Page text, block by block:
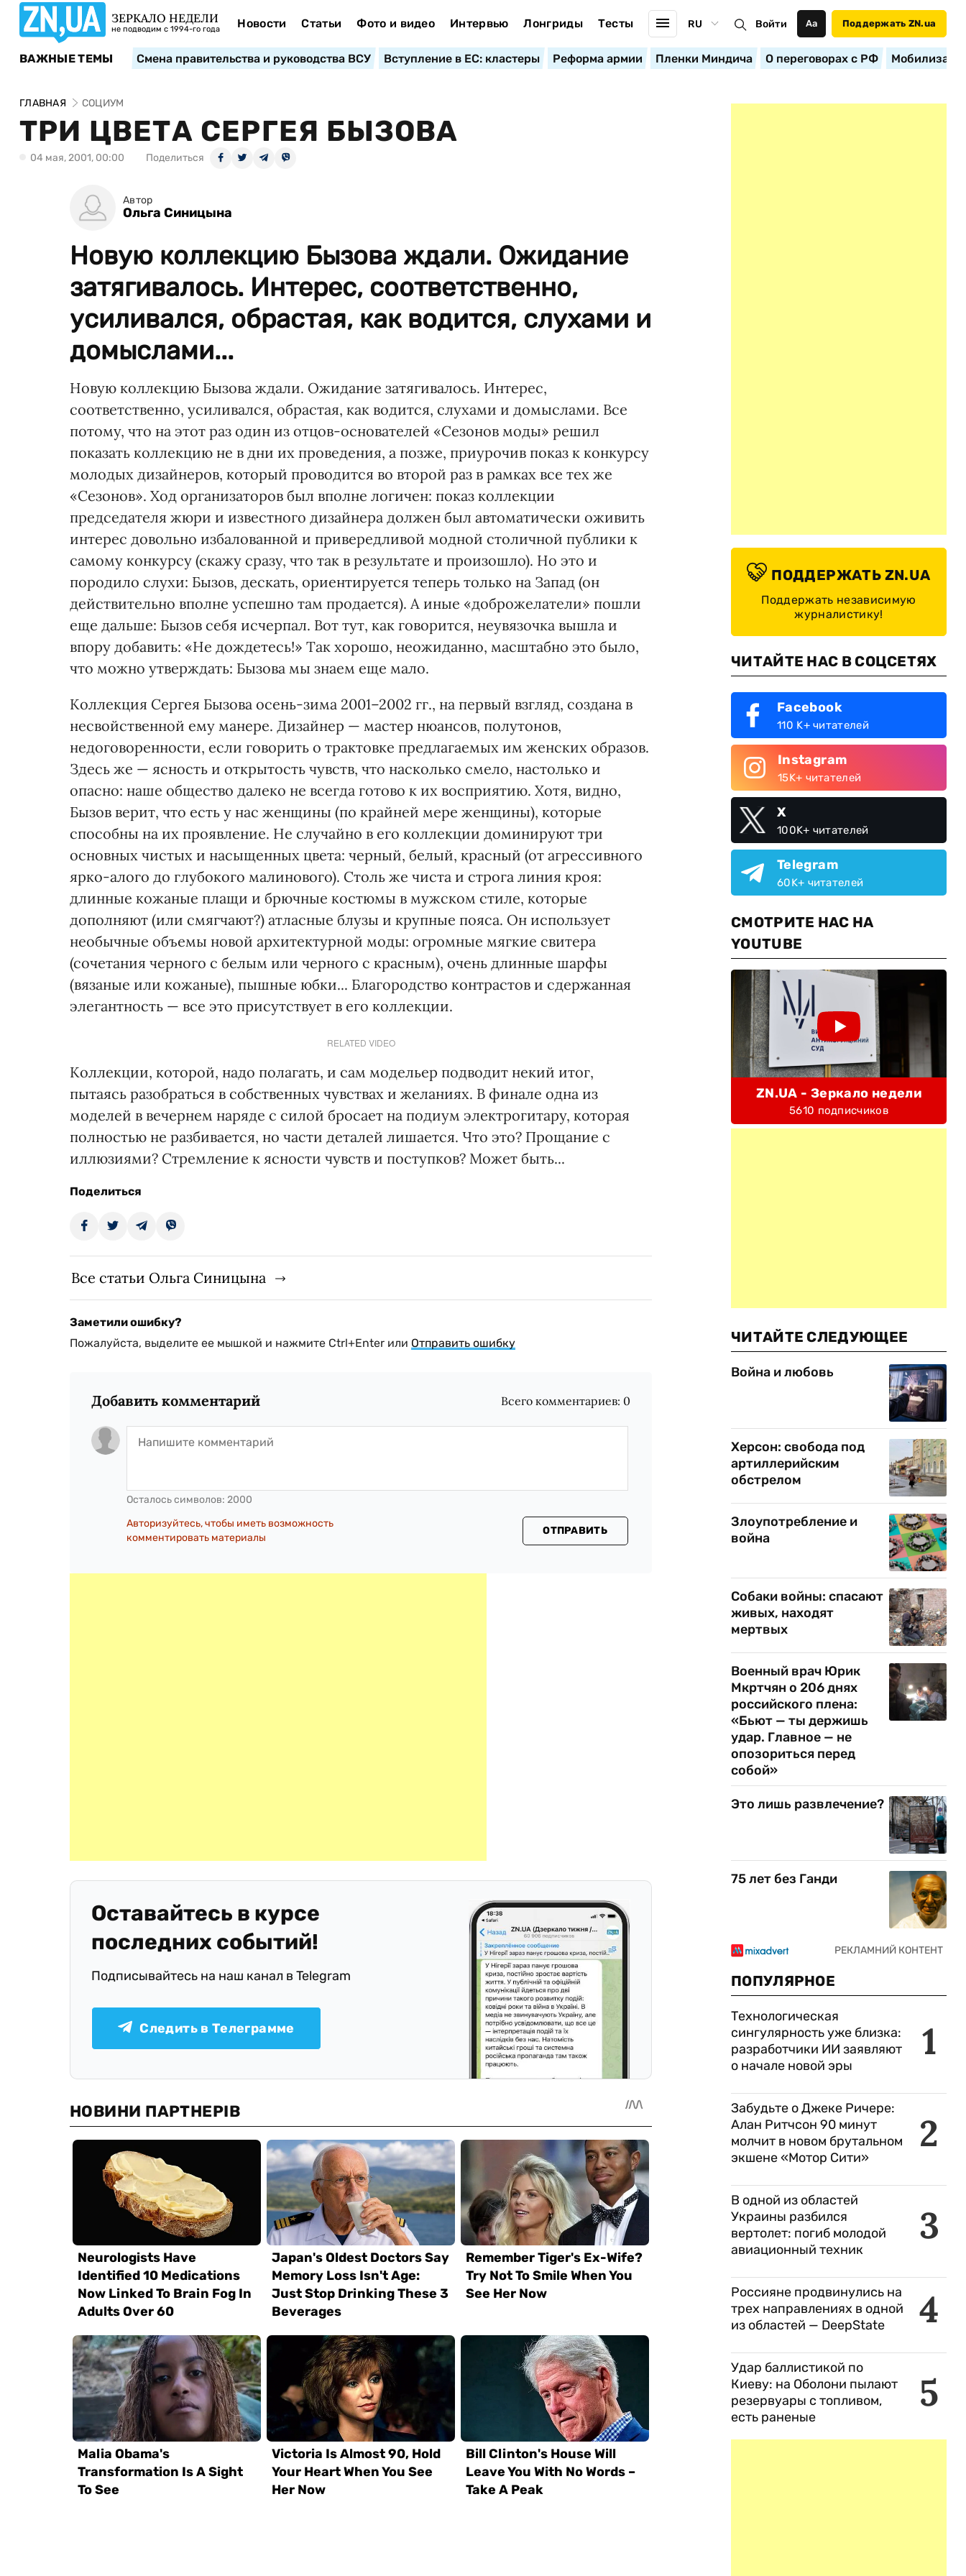
ЗЕРКАЛО НЕДЕЛИ
не подводим с 1994-го года Новости Статьи Фото и видео Интервью Лонгриды Тесты RU Войти Аа Поддержать ZN.ua
ВАЖНЫЕ ТЕМЫ Смена правительства и руководства ВСУ Вступление в ЕС: кластеры Реформа армии Пленки Миндича О переговорах с РФ
ГЛАВНАЯ СОЦИУМ
ТРИ ЦВЕТА СЕРГЕЯ БЫЗОВА
04 мая, 2001, 00:00 Поделиться
Автор
Ольга Синицына
Новую коллекцию Бызова ждали. Ожидание
затягивалось. Интерес, соответственно,
усиливался, обрастая, как водится, слухами и
домыслами...
Новую коллекцию Бызова ждали. Ожидание затягивалось. Интерес,
соответственно, усиливался, обрастая, как водится, слухами и домыслами. Все
потому, что на этот раз один из отцов-основателей «Сезонов моды» решил
показать коллекцию не в дни их проведения, а позже, приурочив показ к конкурсу
молодых дизайнеров, который проводится во второй раз в рамках все тех же
«Сезонов». Ход организаторов был вполне логичен: показ коллекции
председателя жюри и известного дизайнера должен был автоматически оживить
интерес довольно избалованной и привередливой модной столичной публики к
самому конкурсу (скажу сразу, что так в результате и произошло). Но это и
породило слухи: Бызов, дескать, ориентируется теперь только на Запад (он
действительно вполне успешно там продается). А иные «доброжелатели» пошли
еще дальше: Бызов себя исчерпал. Вот тут, как говорится, неувязочка вышла и
впору добавить: «Не дождетесь!» Так хорошо, неожиданно, масштабно это было,
что можно утверждать: Бызова мы знаем еще мало.
Коллекция Сергея Бызова осень-зима 2001–2002 гг., на первый взгляд, создана в
несвойственной ему манере. Дизайнер — мастер нюансов, полутонов,
недоговоренности, если говорить о трактовке предлагаемых им женских образов.
Здесь же — ясность и открытость чувств, что насколько смело, настолько и
опасно: наше общество далеко не всегда готово к их восприятию. Хотя, видно,
Бызов верит, что есть у нас женщины (по крайней мере женщины), которые
способны на их проявление. Не случайно в его коллекции доминируют три
основных чистых и насыщенных цвета: черный, белый, красный (от агрессивного
ярко-алого до глубокого малинового). Столь же чиста и строга линия кроя:
длинные кожаные плащи и брючные костюмы в мужском стиле, которые
дополняют (или смягчают?) атласные блузы и крупные пояса. Он использует
необычные объемы новой архитектурной моды: огромные мягкие свитера
(сочетания черного с белым или черного с красным), очень длинные шарфы
(вязаные или кожаные), пышные юбки... Благородство контрастов и сдержанная
элегантность — все это присутствует в его коллекции.
RELATED VIDEO
Коллекции, которой, надо полагать, и сам модельер подводит некий итог,
пытаясь разобраться в собственных чувствах и желаниях. В финале одна из
моделей в вечернем наряде с силой бросает на подиум электрогитару, которая
полностью не разбивается, но части деталей лишается. Что это? Прощание с
иллюзиями? Стремление к ясности чувств и поступков? Может быть...
Поделиться
Все статьи Ольга Синицына
Заметили ошибку?
Пожалуйста, выделите ее мышкой и нажмите Ctrl+Enter или Отправить ошибку
Добавить комментарий Всего комментариев: 0
Осталось символов: 2000
Авторизуйтесь, чтобы иметь возможность
комментировать материалы
ОТПРАВИТЬ
Оставайтесь в курсе
последних событий!
Подписывайтесь на наш канал в Telegram
Следить в Телеграмме
ПОДДЕРЖАТЬ ZN.UA
Поддержать независимую
журналистику!
ЧИТАЙТЕ НАС В СОЦСЕТЯХ
Facebook
110 K+ читателей
Instagram
15K+ читателей
X
100K+ читателей
Telegram
60K+ читателей
СМОТРИТЕ НАС НА
YOUTUBE
ZN.UA - Зеркало недели
5610 подписчиков
ЧИТАЙТЕ СЛЕДУЮЩЕЕ
Война и любовь
Херсон: свобода под
артиллерийским
обстрелом
Злоупотребление и
война
Собаки войны: спасают
живых, находят
мертвых
Военный врач Юрик
Мкртчян о 206 днях
российского плена:
«Бьют — ты держишь
удар. Главное — не
опозориться перед
собой»
Это лишь развлечение?
75 лет без Ганди
ПОПУЛЯРНОЕ
1
Технологическая
сингулярность уже близка:
разработчики ИИ заявляют
о начале новой эры
2
Забудьте о Джеке Ричере:
Алан Ритчсон 90 минут
молчит в новом брутальном
экшене «Мотор Сити»
3
В одной из областей
Украины разбился
вертолет: погиб молодой
авиационный техник
4
Россияне продвинулись на
трех направлениях в одной
из областей — DeepState
5
Удар баллистикой по
Киеву: на Оболони пылают
резервуары с топливом,
есть раненые